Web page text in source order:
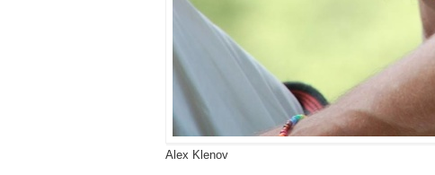
Alex Klenov